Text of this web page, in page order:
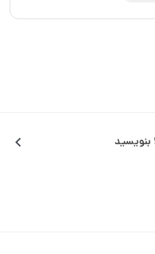
بنویسید